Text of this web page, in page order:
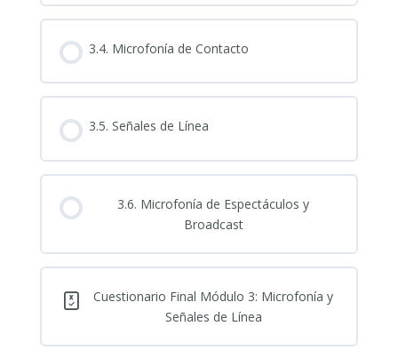
3.4. Microfonía de Contacto
3.5. Señales de Línea
3.6. Microfonía de Espectáculos y
Broadcast
Cuestionario Final Módulo 3: Microfonía y
Señales de Línea